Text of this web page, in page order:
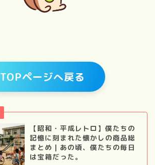
TOPページへ戻る
【昭和・平成レトロ】僕たちの
記憶に刻まれた懐かしの商品総
まとめ｜あの頃、僕たちの毎日
は宝箱だった。